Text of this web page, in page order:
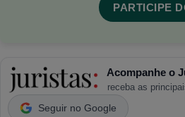
PARTICIPE
Acompanhe o
receba as
Seguir no Google